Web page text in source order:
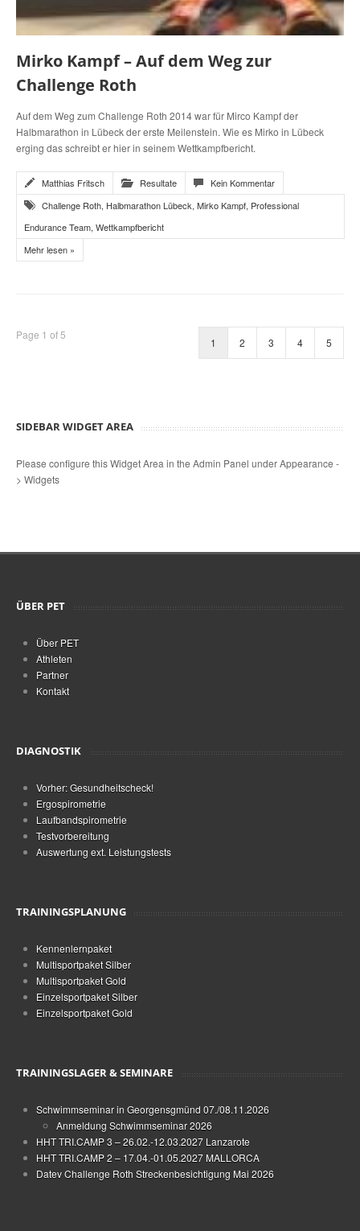
Mirko Kampf – Auf dem Weg zur
Challenge Roth
Auf dem Weg zum Challenge Roth 2014 war für Mirco Kampf der
Halbmarathon in Lübeck der erste Meilenstein. Wie es Mirko in Lübeck
erging das schreibt er hier in seinem Wettkampfbericht.
Matthias Fritsch Resultate
Kein Kommentar
Challenge Roth, Halbmarathon Lübeck, Mirko Kampf, Professional
Endurance Team, Wettkampfbericht
Mehr lesen »
1 2 3 4 5
Page 1 of 5
SIDEBAR WIDGET AREA
Please configure this Widget Area in the Admin Panel under Appearance -
> Widgets
ÜBER PET
Über PET
Athleten
Partner
Kontakt
DIAGNOSTIK
Vorher: Gesundheitscheck!
Ergospirometrie
Laufbandspirometrie
Testvorbereitung
Auswertung ext. Leistungstests
TRAININGSPLANUNG
Kennenlernpaket
Multisportpaket Silber
Multisportpaket Gold
Einzelsportpaket Silber
Einzelsportpaket Gold
TRAININGSLAGER & SEMINARE
Schwimmseminar in Georgensgmünd 07./08.11.2026
Anmeldung Schwimmseminar 2026
HHT TRI.CAMP 3 – 26.02.-12.03.2027 Lanzarote
HHT TRI.CAMP 2 – 17.04.-01.05.2027 MALLORCA
Datev Challenge Roth Streckenbesichtigung Mai 2026